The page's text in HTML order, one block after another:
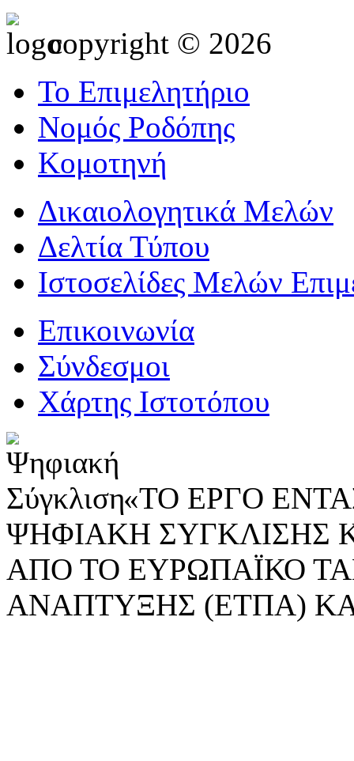
copyright © 2026
Το Επιμελητήριο
Νομός Ροδόπης
Κομοτηνή
Δικαιολογητικά Μελών
Δελτία Τύπου
Ιστοσελίδες Μελών
Επικοινωνία
Σύνδεσμοι
Χάρτης Ιστοτόπου
«ΤΟ ΕΡΓΟ
ΨΗΦΙΑΚΗ ΣΥΓΚΛΙΣΗΣ
ΑΠΟ ΤΟ ΕΥΡΩΠΑΪΚΟ
ΑΝΑΠΤΥΞΗΣ (ΕΤΠΑ)